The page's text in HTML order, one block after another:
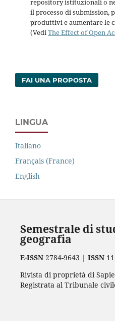
repository istituzionali o
il processo di submission,
produttivi e aumentare le
(VediThe Effect of Open
FAI UNA PROPOSTA
LINGUA
Italiano
Français (France)
English
Semestrale di
geografia
E-ISSN2784-9643 | ISSN
Rivista di proprietà di
Registrata al Tribunale